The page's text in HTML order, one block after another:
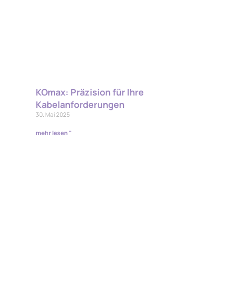
KOmax: Präzision für Ihre
Kabelanforderungen
30. Mai 2025
mehr lesen "